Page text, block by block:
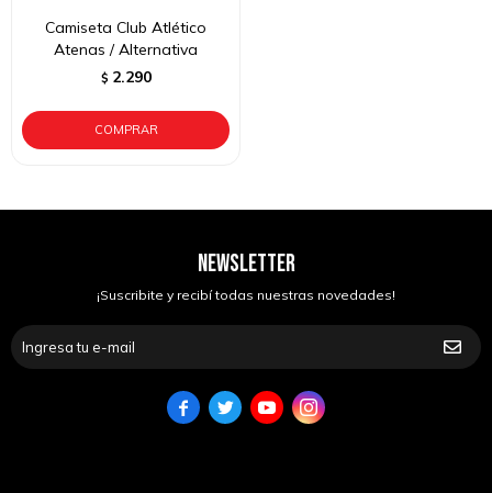
Camiseta Club Atlético
Atenas / Alternativa
$ 2.290
NEWSLETTER
¡Suscribite y recibí todas nuestras novedades!
   